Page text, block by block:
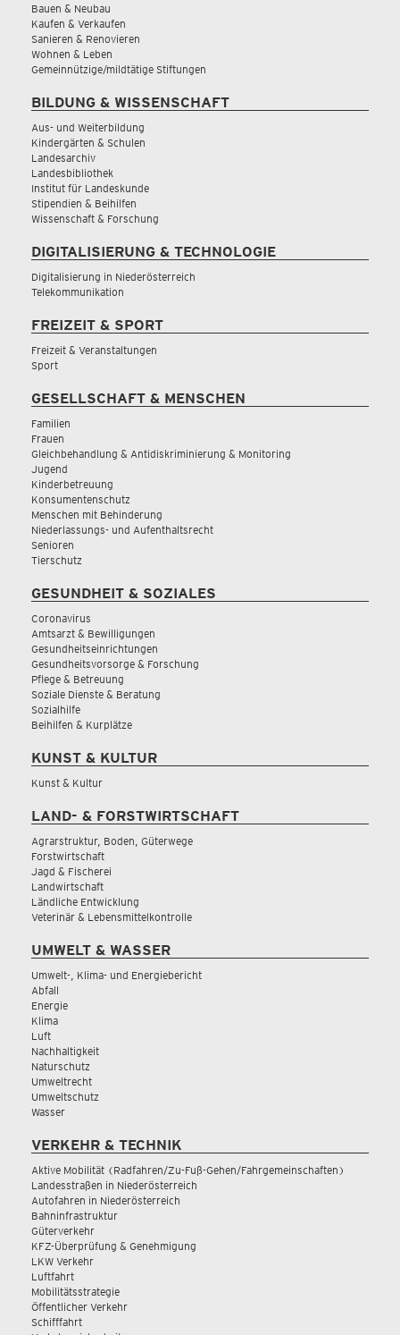
Bauen & Neubau
Kaufen & Verkaufen
Sanieren & Renovieren
Wohnen & Leben
Gemeinnützige/mildtätige Stiftungen
BILDUNG & WISSENSCHAFT
Aus- und Weiterbildung
Kindergärten & Schulen
Landesarchiv
Landesbibliothek
Institut für Landeskunde
Stipendien & Beihilfen
Wissenschaft & Forschung
DIGITALISIERUNG & TECHNOLOGIE
Digitalisierung in Niederösterreich
Telekommunikation
FREIZEIT & SPORT
Freizeit & Veranstaltungen
Sport
GESELLSCHAFT & MENSCHEN
Familien
Frauen
Gleichbehandlung & Antidiskriminierung & Monitoring
Jugend
Kinderbetreuung
Konsumentenschutz
Menschen mit Behinderung
Niederlassungs- und Aufenthaltsrecht
Senioren
Tierschutz
GESUNDHEIT & SOZIALES
Coronavirus
Amtsarzt & Bewilligungen
Gesundheitseinrichtungen
Gesundheitsvorsorge & Forschung
Pflege & Betreuung
Soziale Dienste & Beratung
Sozialhilfe
Beihilfen & Kurplätze
KUNST & KULTUR
Kunst & Kultur
LAND- & FORSTWIRTSCHAFT
Agrarstruktur, Boden, Güterwege
Forstwirtschaft
Jagd & Fischerei
Landwirtschaft
Ländliche Entwicklung
Veterinär & Lebensmittelkontrolle
UMWELT & WASSER
Umwelt-, Klima- und Energiebericht
Abfall
Energie
Klima
Luft
Nachhaltigkeit
Naturschutz
Umweltrecht
Umweltschutz
Wasser
VERKEHR & TECHNIK
Aktive Mobilität (Radfahren/Zu-Fuß-Gehen/Fahrgemeinschaften)
Landesstraßen in Niederösterreich
Autofahren in Niederösterreich
Bahninfrastruktur
Güterverkehr
KFZ-Überprüfung & Genehmigung
LKW Verkehr
Luftfahrt
Mobilitätsstrategie
Öffentlicher Verkehr
Schifffahrt